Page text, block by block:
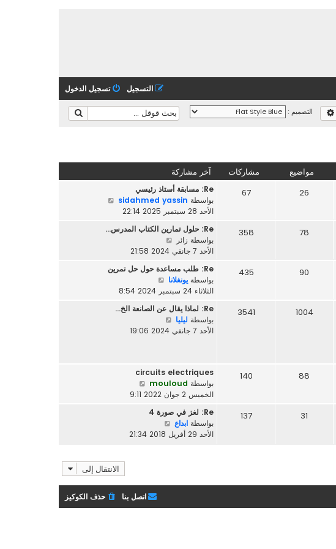
تسجيل الدخول التسجيل
التصميم :
بحث متقدم
مواضيع مشاركات آخر مشاركة
26
67
Re: مسابقة أستاذ رئيسي
بواسطة sidahmed yassin
د
الأحد 28 سبتمبر 2025 22:14
78
358
Re: حلول تمارين الكتاب المدرس…
بواسطة زائر
ا
د
آ
خ
ر
ش
ة
الأحد 7 جانفي 2024 21:58
90
435
Re: طلب مساعدة حول حل تمرين
بواسطة يونغلانا
ا
د
خ
ش
ا
ر
ك
ة
الثلاثاء 24 سبتمبر 2024 8:54
1004
3541
Re: لماذا يقال عن الصانعة الخ…
بواسطة ليليا
ا
خ
ر
م
ا
ر
ك
الأحد 7 جانفي 2024 19:06
88
140
circuits electriques
بواسطة mouloud
ا
خ
ر
الخميس 2 جوان 2022 9:11
31
137
Re: لغز في صورة 4
بواسطة ابداع
ا
ر
ش
الأحد 29 أفريل 2018 21:34
الانتقال إلى
حذف الكوكيز اتصل بنا